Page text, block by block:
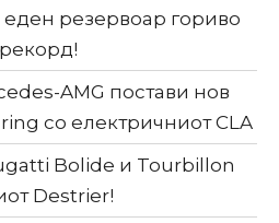
резервоар гориво
AMG постави нов
со електричниот CLA
Bolide и Tourbillon
Destrier!